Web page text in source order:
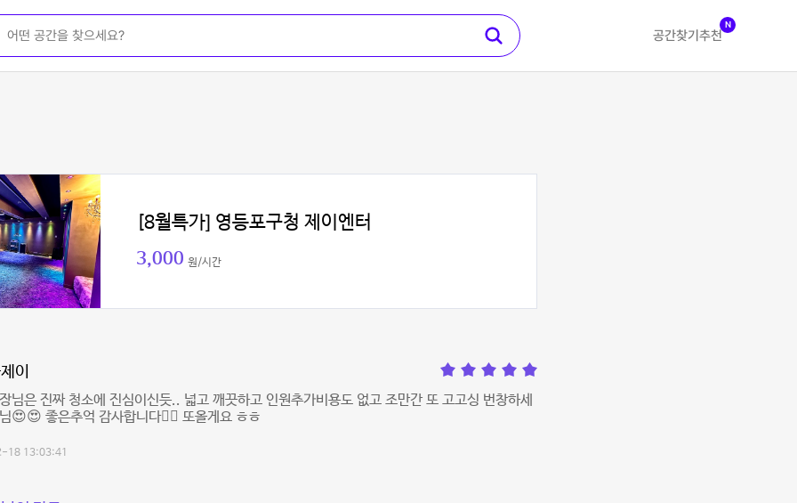
공간찾기 추천
N
[8월특가] 영등포구청 제이엔터
3,000 원/시간
이
님은 진짜 청소에 진심이신듯.. 넓고 깨끗하고 인원추가비용도 없고 조만간 또 고고싱 번창하세
😍😍 좋은추억 감사합니다👍🏻 또올게요 ㅎㅎ
18 13:03:41